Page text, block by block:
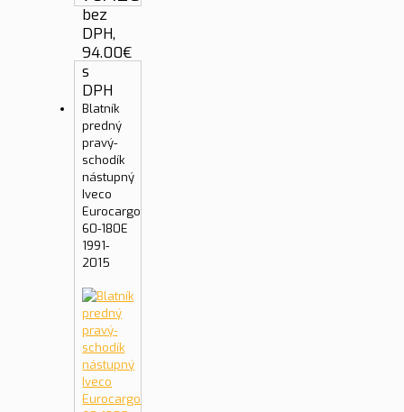
bez
DPH,
94.00€
s
DPH
Blatník
predný
pravý-
schodík
nástupný
Iveco
Eurocargo
60-180E
1991-
2015